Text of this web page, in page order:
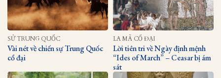
SỬ TRUNG QUỐC
Vài nét về chiến sự Trung Quốc
cổ đại
LA MÃ CỔ ĐẠI
Lời tiên tri về Ngày định mệnh
“Ides of March” – Ceasar bị ám
sát